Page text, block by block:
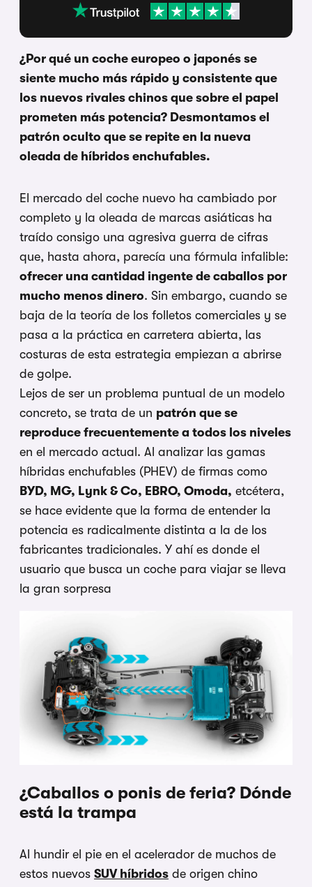
¿Por qué un coche europeo o japonés se
siente mucho más rápido y consistente que
los nuevos rivales chinos que sobre el papel
prometen más potencia? Desmontamos el
patrón oculto que se repite en la nueva
oleada de híbridos enchufables.
El mercado del coche nuevo ha cambiado por
completo y la oleada de marcas asiáticas ha
traído consigo una agresiva guerra de cifras
que, hasta ahora, parecía una fórmula infalible:
ofrecer una cantidad ingente de caballos por
mucho menos dinero. Sin embargo, cuando se
baja de la teoría de los folletos comerciales y se
pasa a la práctica en carretera abierta, las
costuras de esta estrategia empiezan a abrirse
de golpe.
Lejos de ser un problema puntual de un modelo
concreto, se trata de un patrón que se
reproduce frecuentemente a todos los niveles
en el mercado actual. Al analizar las gamas
híbridas enchufables (PHEV) de firmas como
BYD, MG, Lynk & Co, EBRO, Omoda, etcétera,
se hace evidente que la forma de entender la
potencia es radicalmente distinta a la de los
fabricantes tradicionales. Y ahí es donde el
usuario que busca un coche para viajar se lleva
la gran sorpresa
¿Caballos o ponis de feria? Dónde
está la trampa
Al hundir el pie en el acelerador de muchos de
estos nuevos SUV híbridos de origen chino